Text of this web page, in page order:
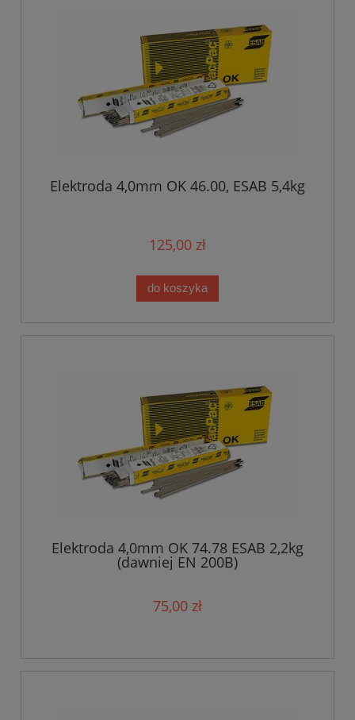
Elektroda 4,0mm OK 46.00, ESAB 5,4kg
125,00 zł
do koszyka
Elektroda 4,0mm OK 74.78 ESAB 2,2kg
(dawniej EN 200B)
75,00 zł